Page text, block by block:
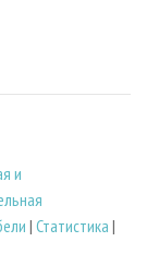
и
| Статистика |